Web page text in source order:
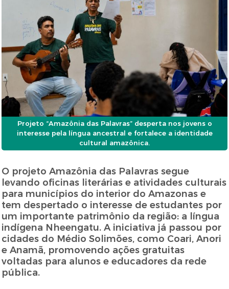
Projeto “Amazônia das Palavras” desperta nos jovens o
interesse pela língua ancestral e fortalece a identidade
cultural amazônica.
O projeto Amazônia das Palavras segue
levando oficinas literárias e atividades culturais
para municípios do interior do Amazonas e
tem despertado o interesse de estudantes por
um importante patrimônio da região: a língua
indígena Nheengatu. A iniciativa já passou por
cidades do Médio Solimões, como Coari, Anori
e Anamã, promovendo ações gratuitas
voltadas para alunos e educadores da rede
pública.